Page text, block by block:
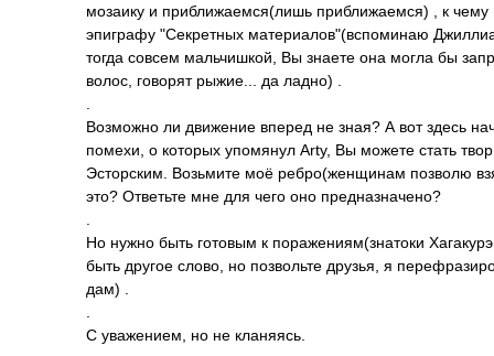
мозаику и приближаемся(лиш­ь приближаемся) , к
эпиграфу "Секретных материалов"(вспо­минаю
тогда совсем мальчишкой, Вы знаете она могла бы
волос, говорят рыжие... да ладно) .
Возможно ли движение вперед не зная? А вот здесь
помехи, о которых упомянул Arty, Вы можете стать
Эсторским. Возьмите моё ребро(женщинам позволю
это? Ответьте мне для чего оно предназначено?
Но нужно быть готовым к поражениям(знато­ки
быть другое слово, но позвольте друзья, я
дам) .
С уважением, но не кланяясь.